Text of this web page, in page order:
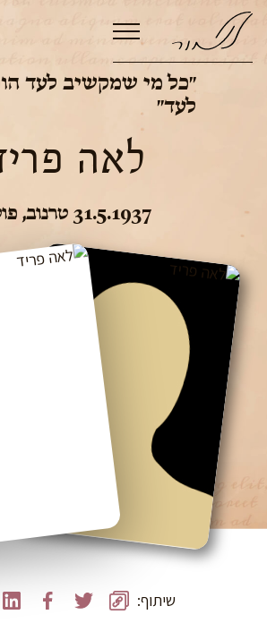
״כל מי שמקשיב לעד
לעד״
לאה
31.5.1937 טרנוב,
שיתוף: